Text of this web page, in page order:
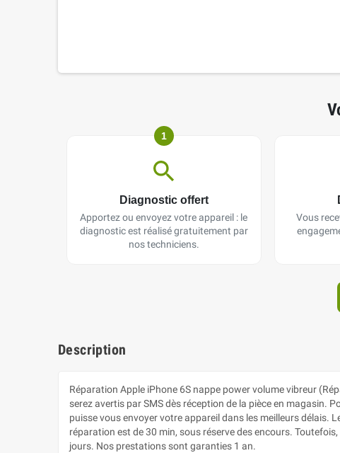
1
Diagnostic offert
Apportez ou envoyez votre appareil : le
diagnostic est réalisé gratuitement par
nos techniciens.
Vous
Description
Réparation Apple iPhone 6S nappe power volume vibreur
serez avertis par SMS dès réception de la pièce en magasin.
puisse vous envoyer votre appareil dans les meilleurs délais.
réparation est de 30 min, sous réserve des encours.
jours. Nos prestations sont garanties 1 an.